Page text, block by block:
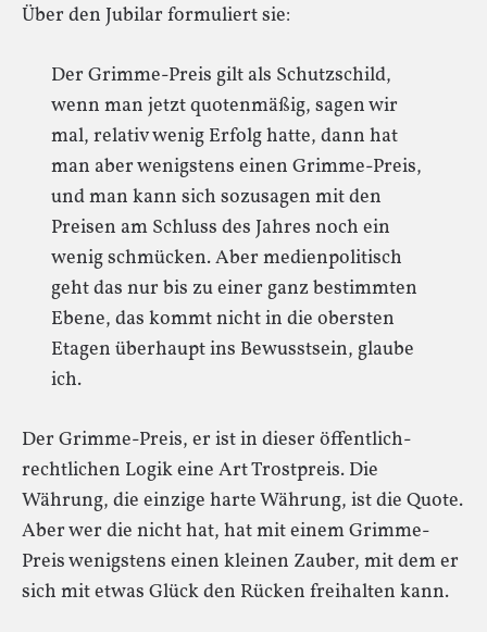
Über den Jubilar formuliert sie:
Der Grimme-Preis gilt als Schutzschild,
wenn man jetzt quotenmäßig, sagen wir
mal, relativ wenig Erfolg hatte, dann hat
man aber wenigstens einen Grimme-Preis,
und man kann sich sozusagen mit den
Preisen am Schluss des Jahres noch ein
wenig schmücken. Aber medienpolitisch
geht das nur bis zu einer ganz bestimmten
Ebene, das kommt nicht in die obersten
Etagen überhaupt ins Bewusstsein, glaube
ich.
Der Grimme-Preis, er ist in dieser öffentlich-
rechtlichen Logik eine Art Trostpreis. Die
Währung, die einzige harte Währung, ist die Quote.
Aber wer die nicht hat, hat mit einem Grimme-
Preis wenigstens einen kleinen Zauber, mit dem er
sich mit etwas Glück den Rücken freihalten kann.